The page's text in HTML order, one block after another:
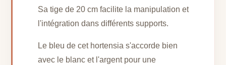
Sa tige de 20 cm facilite la manipulation et
l'intégration dans différents supports.
Le bleu de cet hortensia s'accorde bien
avec le blanc et l'argent pour une